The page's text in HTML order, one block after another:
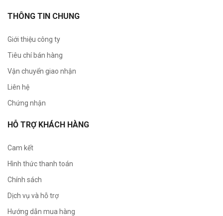
THÔNG TIN CHUNG
Giới thiệu công ty
Tiêu chí bán hàng
Vận chuyển giao nhận
Liên hệ
Chứng nhận
HỖ TRỢ KHÁCH HÀNG
Cam kết
Hình thức thanh toán
Chính sách
Dịch vụ và hỗ trợ
Hướng dẫn mua hàng